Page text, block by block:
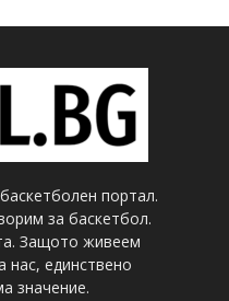
портал.
за баскетбол.
Защото живеем
нас, единствено
значение.